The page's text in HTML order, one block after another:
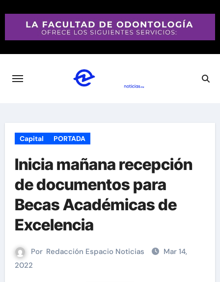
Capital PORTADA
Inicia mañana recepción
de documentos para
Becas Académicas de
Excelencia
Por Redacción Espacio Noticias
Mar 14,
2022